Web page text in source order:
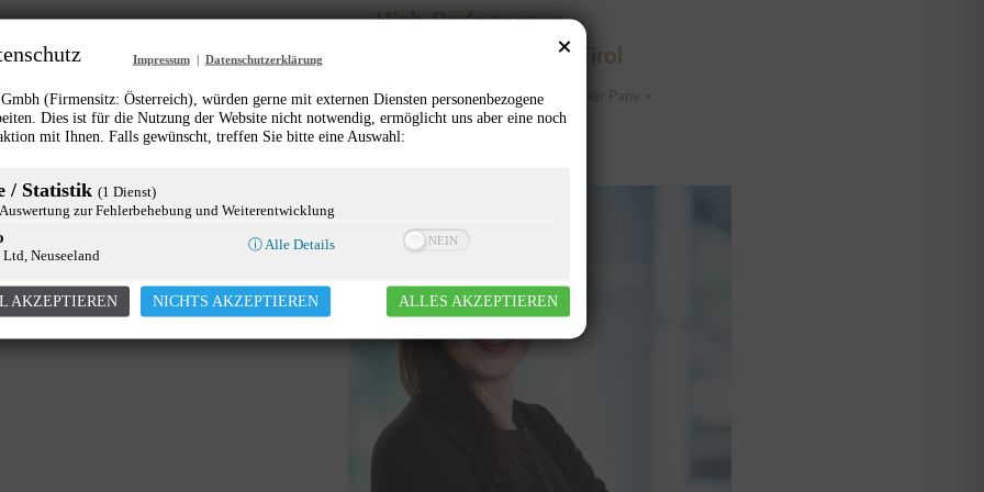
Austrian Cooperative
,News VonGunther Pany
High-Performance-
Businessmode aus Tirol
Businessmode,News Von
Gunther Pany
13. Juli 2020
Impressum | Datenschutzerklärung
(Firmensitz: Österreich), würden gerne mit externen Diensten personenbezogene
Dies ist für die Nutzung der Website nicht notwendig, ermöglicht uns aber eine noch
mit Ihnen. Falls gewünscht, treffen Sie bitte eine Auswahl:
/ Statistik (1 Dienst)
zur Fehlerbehebung und Weiterentwicklung
Neuseeland
ⓘ Alle Details
AKZEPTIEREN NICHTS AKZEPTIEREN ALLES AKZEPTIEREN